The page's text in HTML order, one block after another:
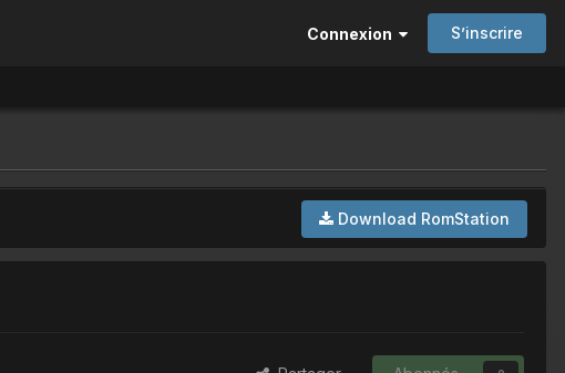
Connexion S’inscrire
Download RomStation